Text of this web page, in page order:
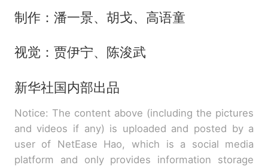
制作：潘一景、胡戈、高语童
视觉：贾伊宁、陈浚武
新华社国内部出品
Notice: The content above (including the pictures
and videos if any) is uploaded and posted by a
user of NetEase Hao, which is a social media
platform and only provides information storage